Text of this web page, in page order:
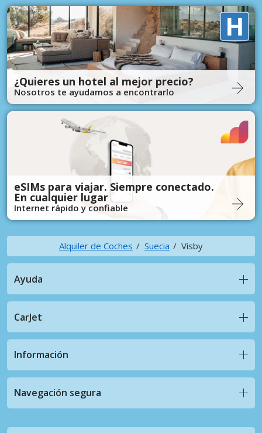
¿Quieres un hotel al mejor precio?
Nosotros te ayudamos a encontrarlo
eSIMs para viajar. Siempre conectado.
En cualquier lugar
Internet rápido y confiable
Alquiler de Coches Suecia Visby
Ayuda
CarJet
Información
Navegación segura